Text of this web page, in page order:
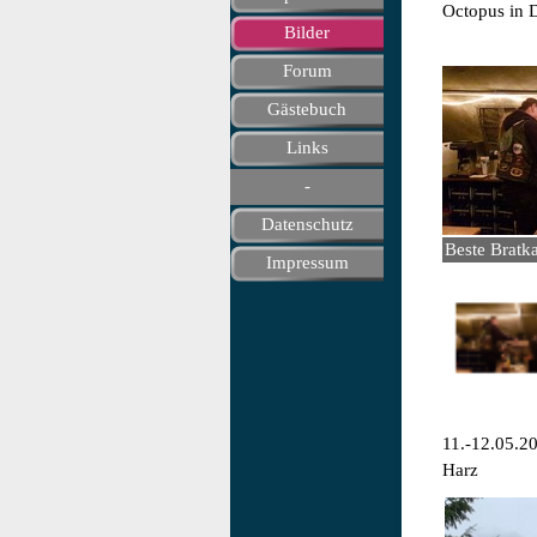
Bilder
Forum
Gästebuch
Links
▼
-
Datenschutz
Impressum
Octopus in
< 1/2
Beste
11.-
Harz